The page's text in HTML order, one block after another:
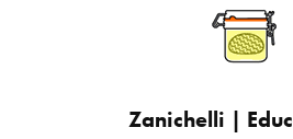
Zanichelli |